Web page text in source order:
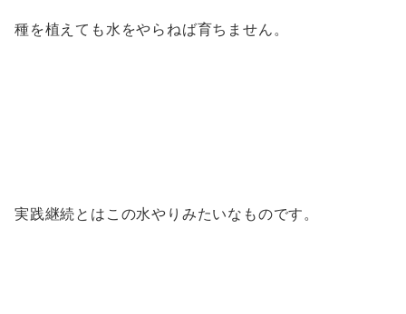
種を植えても水をやらねば育ちません。
実践継続とはこの水やりみたいなものです。